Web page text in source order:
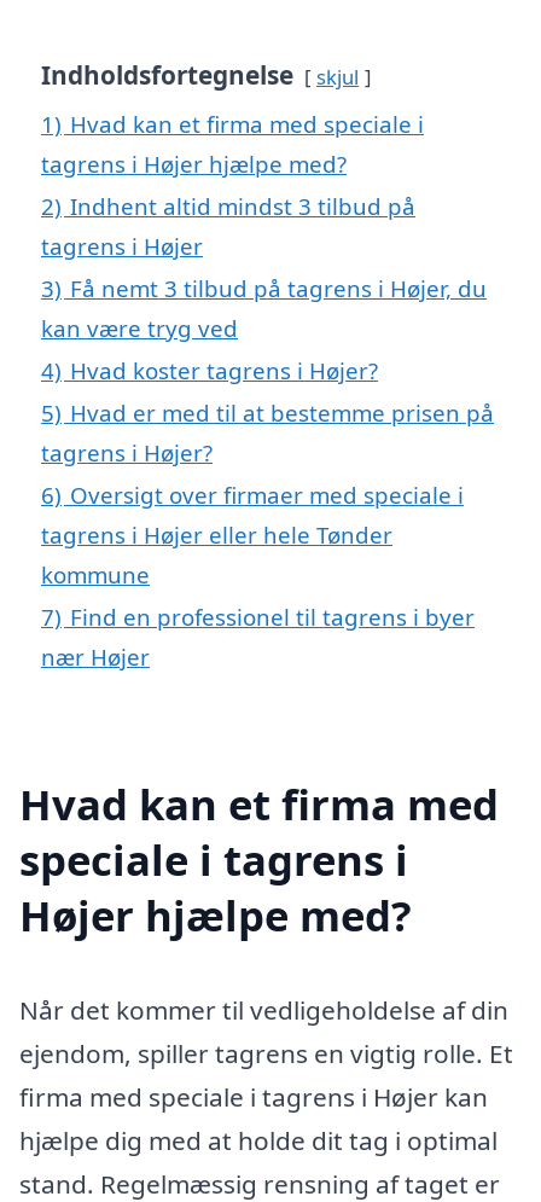
Indholdsfortegnelse skjul
1) Hvad kan et firma med speciale i
tagrens i Højer hjælpe med?
2) Indhent altid mindst 3 tilbud på
tagrens i Højer
3) Få nemt 3 tilbud på tagrens i Højer, du
kan være tryg ved
4) Hvad koster tagrens i Højer?
5) Hvad er med til at bestemme prisen på
tagrens i Højer?
6) Oversigt over firmaer med speciale i
tagrens i Højer eller hele Tønder
kommune
7) Find en professionel til tagrens i byer
nær Højer
Hvad kan et firma med
speciale i tagrens i
Højer hjælpe med?
Når det kommer til vedligeholdelse af din
ejendom, spiller tagrens en vigtig rolle. Et
firma med speciale i tagrens i Højer kan
hjælpe dig med at holde dit tag i optimal
stand. Regelmæssig rensning af taget er